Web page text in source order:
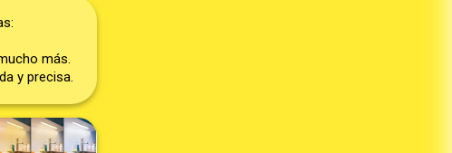
más.
y precisa.